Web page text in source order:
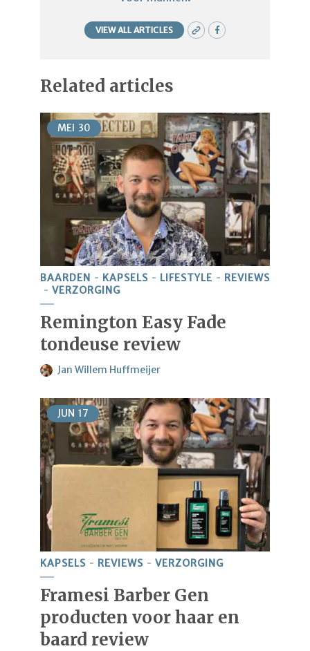
VIEW ALL ARTICLES
Related articles
MEI 30
BAARDEN KAPSELS LIFESTYLE
REVIEWS
VERZORGING
Remington Easy Fade
tondeuse review
Jan Willem Huffmeijer
JUN 17
KAPSELS REVIEWS VERZORGING
Framesi Barber Gen
producten voor haar en
baard review